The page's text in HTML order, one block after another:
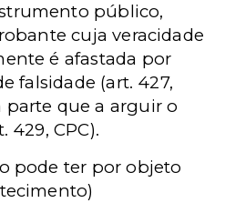
público,
cuja veracidade
é afastada por
falsidade (art. 427,
parte que a arguir o
CPC).
pode ter por objeto